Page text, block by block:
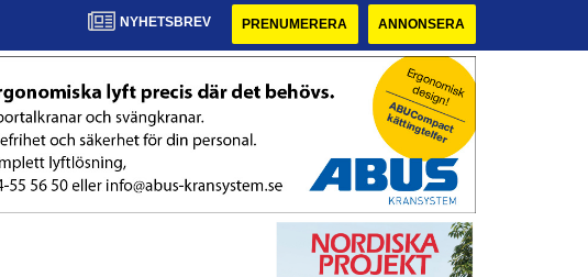
NYHETSBREV PRENUMERERA ANNONSERA